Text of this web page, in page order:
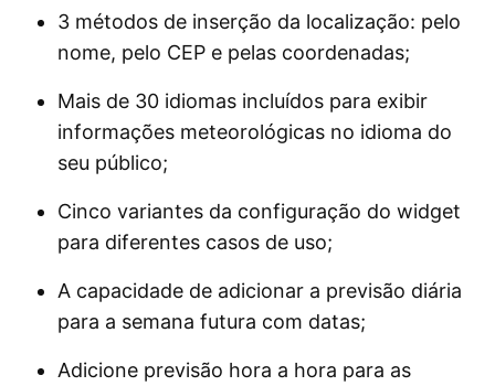
3 métodos de inserção da localização: pelo
nome, pelo CEP e pelas coordenadas;
Mais de 30 idiomas incluídos para exibir
informações meteorológicas no idioma do
seu público;
Cinco variantes da configuração do widget
para diferentes casos de uso;
A capacidade de adicionar a previsão diária
para a semana futura com datas;
Adicione previsão hora a hora para as